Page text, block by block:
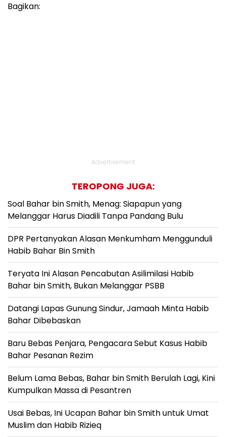
Bagikan:
Advertisement
TEROPONG JUGA:
Soal Bahar bin Smith, Menag: Siapapun yang
Melanggar Harus Diadili Tanpa Pandang Bulu
DPR Pertanyakan Alasan Menkumham Menggunduli
Habib Bahar Bin Smith
Teryata Ini Alasan Pencabutan Asilimilasi Habib
Bahar bin Smith, Bukan Melanggar PSBB
Datangi Lapas Gunung Sindur, Jamaah Minta Habib
Bahar Dibebaskan
Baru Bebas Penjara, Pengacara Sebut Kasus Habib
Bahar Pesanan Rezim
Belum Lama Bebas, Bahar bin Smith Berulah Lagi, Kini
Kumpulkan Massa di Pesantren
Usai Bebas, Ini Ucapan Bahar bin Smith untuk Umat
Muslim dan Habib Rizieq